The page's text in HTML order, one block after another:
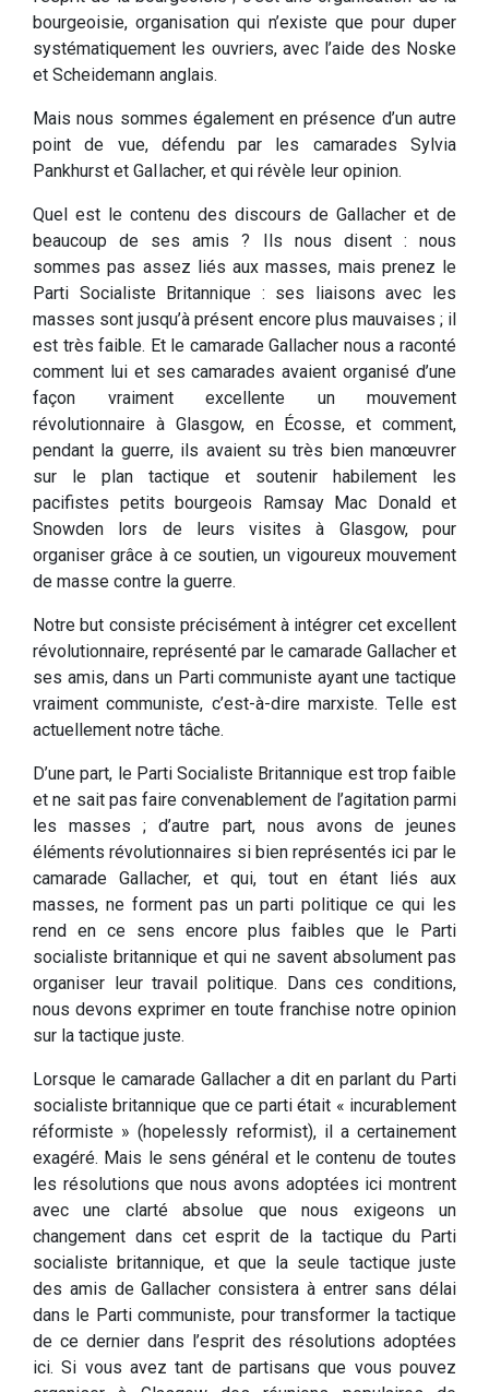
bourgeoisie, organisation qui n’existe que pour duper
systématiquement les ouvriers, avec l’aide des Noske
et Scheidemann anglais.
Mais nous sommes également en présence d’un autre
point de vue, défendu par les camarades Sylvia
Pankhurst et GaIlacher, et qui révèle leur opinion.
Quel est le contenu des discours de Gallacher et de
beaucoup de ses amis ? Ils nous disent : nous
sommes pas assez liés aux masses, mais prenez le
Parti Socialiste Britannique : ses liaisons avec les
masses sont jusqu’à présent encore plus mauvaises ; il
est très faible. Et le camarade Gallacher nous a raconté
comment lui et ses camarades avaient organisé d’une
façon vraiment excellente un mouvement
révolutionnaire à Glasgow, en Écosse, et comment,
pendant la guerre, ils avaient su très bien manœuvrer
sur le plan tactique et soutenir habilement les
pacifistes petits bourgeois Ramsay Mac Donald et
Snowden lors de leurs visites à Glasgow, pour
organiser grâce à ce soutien, un vigoureux mouvement
de masse contre la guerre.
Notre but consiste précisément à intégrer cet excellent
révolutionnaire, représenté par le camarade Gallacher et
ses amis, dans un Parti communiste ayant une tactique
vraiment communiste, c’est-à-dire marxiste. Telle est
actuellement notre tâche.
D’une part, le Parti Socialiste Britannique est trop faible
et ne sait pas faire convenablement de l’agitation parmi
les masses ; d’autre part, nous avons de jeunes
éléments révolutionnaires si bien représentés ici par le
camarade Gallacher, et qui, tout en étant liés aux
masses, ne forment pas un parti politique ce qui les
rend en ce sens encore plus faibles que le Parti
socialiste britannique et qui ne savent absolument pas
organiser leur travail politique. Dans ces conditions,
nous devons exprimer en toute franchise notre opinion
sur la tactique juste.
Lorsque le camarade Gallacher a dit en parlant du Parti
socialiste britannique que ce parti était « incurablement
réformiste » (hopelessly reformist), il a certainement
exagéré. Mais le sens général et le contenu de toutes
les résolutions que nous avons adoptées ici montrent
avec une clarté absolue que nous exigeons un
changement dans cet esprit de la tactique du Parti
socialiste britannique, et que la seule tactique juste
des amis de Gallacher consistera à entrer sans délai
dans le Parti communiste, pour transformer la tactique
de ce dernier dans l’esprit des résolutions adoptées
ici. Si vous avez tant de partisans que vous pouvez